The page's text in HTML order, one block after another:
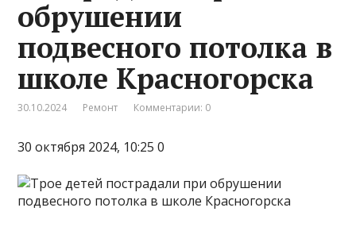
обрушении
подвесного потолка в
школе Красногорска
30.10.2024 Ремонт Комментарии: 0
30 октября 2024, 10:25 0